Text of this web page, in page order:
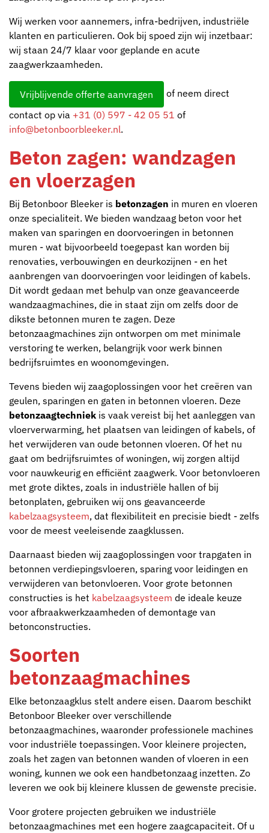
Wij werken voor aannemers, infra-bedrijven, industriële
klanten en particulieren. Ook bij spoed zijn wij inzetbaar:
wij staan 24/7 klaar voor geplande en acute
zaagwerkzaamheden.
Vrijblijvende offerte aanvragen
of neem direct
contact op via +31 (0) 597 - 42 05 51 of
info@betonboorbleeker.nl.
Beton zagen: wandzagen
en vloerzagen
Bij Betonboor Bleeker is betonzagen in muren en vloeren
onze specialiteit. We bieden wandzaag beton voor het
maken van sparingen en doorvoeringen in betonnen
muren - wat bijvoorbeeld toegepast kan worden bij
renovaties, verbouwingen en deurkozijnen - en het
aanbrengen van doorvoeringen voor leidingen of kabels.
Dit wordt gedaan met behulp van onze geavanceerde
wandzaagmachines, die in staat zijn om zelfs door de
dikste betonnen muren te zagen. Deze
betonzaagmachines zijn ontworpen om met minimale
verstoring te werken, belangrijk voor werk binnen
bedrijfsruimtes en woonomgevingen.
Tevens bieden wij zaagoplossingen voor het creëren van
geulen, sparingen en gaten in betonnen vloeren. Deze
betonzaagtechniek is vaak vereist bij het aanleggen van
vloerverwarming, het plaatsen van leidingen of kabels, of
het verwijderen van oude betonnen vloeren. Of het nu
gaat om bedrijfsruimtes of woningen, wij zorgen altijd
voor nauwkeurig en efficiënt zaagwerk. Voor betonvloeren
met grote diktes, zoals in industriële hallen of bij
betonplaten, gebruiken wij ons geavanceerde
kabelzaagsysteem, dat flexibiliteit en precisie biedt - zelfs
voor de meest veeleisende zaagklussen.
Daarnaast bieden wij zaagoplossingen voor trapgaten in
betonnen verdiepingsvloeren, sparing voor leidingen en
verwijderen van betonvloeren. Voor grote betonnen
constructies is het kabelzaagsysteem de ideale keuze
voor afbraakwerkzaamheden of demontage van
betonconstructies.
Soorten
betonzaagmachines
Elke betonzaagklus stelt andere eisen. Daarom beschikt
Betonboor Bleeker over verschillende
betonzaagmachines, waaronder professionele machines
voor industriële toepassingen. Voor kleinere projecten,
zoals het zagen van betonnen wanden of vloeren in een
woning, kunnen we ook een handbetonzaag inzetten. Zo
leveren we ook bij kleinere klussen de gewenste precisie.
Voor grotere projecten gebruiken we industriële
betonzaagmachines met een hogere zaagcapaciteit. Of u